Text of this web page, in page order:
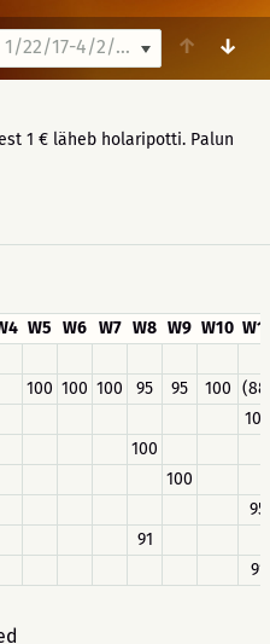
1/22/17-4/2/17 ↑ ↓
1 € läheb holaripotti. Palun
W5 W6 W7 W8 W9 W10
100 100 100 95 95 100
100
100
100
95
91
91